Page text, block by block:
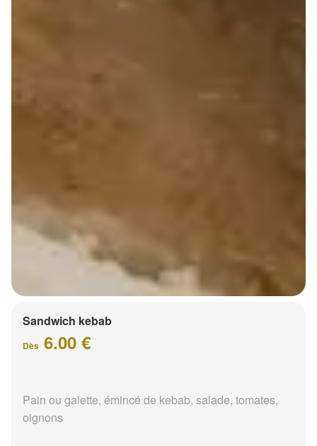
Sandwich kebab
Dès 6.00 €
Pain ou galette, émincé de kebab, salade, tomates,
oignons